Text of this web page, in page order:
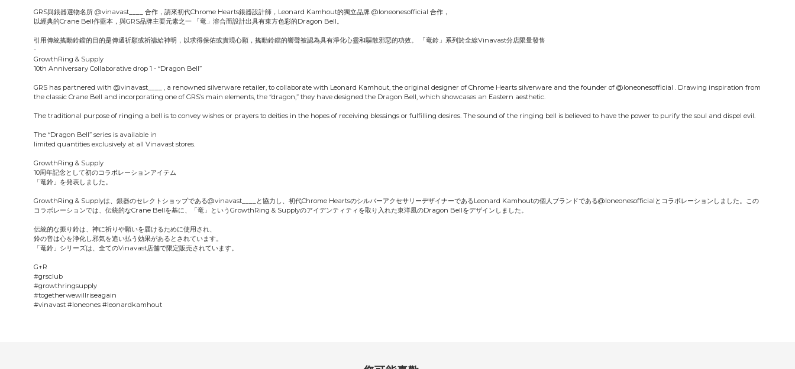
GRS與銀器選物名所 @vinavast____ 合作，請來初代Chrome Hearts銀器設計師，Leonard Kamhout的獨立品牌 @loneonesofficial 合作，
以經典的Crane Bell作藍本，與GRS品牌主要元素之一 「竜」溶合而設計出具有東方色彩的Dragon Bell。
引用傳統搖動鈴鐺的目的是傳遞祈願或祈禱給神明，以求得保佑或實現心願，搖動鈴鐺的響聲被認為具有淨化心靈和驅散邪惡的功效。 「竜鈴」系列於全線Vinavast分店限量發售
-
GrowthRing & Supply
10th Anniversary Collaborative drop 1 - “Dragon Bell”
GRS has partnered with @vinavast____ , a renowned silverware retailer, to collaborate with Leonard Kamhout, the original designer of Chrome Hearts silverware and the founder of @loneonesofficial . Drawing inspiration from
the classic Crane Bell and incorporating one of GRS’s main elements, the “dragon,” they have designed the Dragon Bell, which showcases an Eastern aesthetic.
The traditional purpose of ringing a bell is to convey wishes or prayers to deities in the hopes of receiving blessings or fulfilling desires. The sound of the ringing bell is believed to have the power to purify the soul and dispel evil.
The “Dragon Bell” series is available in
limited quantities exclusively at all Vinavast stores.
GrowthRing & Supply
10周年記念として初のコラボレーションアイテム
「竜鈴」を発表しました。
GrowthRing & Supplyは、銀器のセレクトショップである@vinavast____と協力し、初代Chrome HeartsのシルバーアクセサリーデザイナーであるLeonard Kamhoutの個人ブランドである@loneonesofficialとコラボレーションしました。この
コラボレーションでは、伝統的なCrane Bellを基に、「竜」というGrowthRing & Supplyのアイデンティティを取り入れた東洋風のDragon Bellをデザインしました。
伝統的な振り鈴は、神に祈りや願いを届けるために使用され、
鈴の音は心を浄化し邪気を追い払う効果があるとされています。
「竜鈴」シリーズは、全てのVinavast店舗で限定販売されています。
G↑R
#grsclub
#growthringsupply
#togetherwewillriseagain
#vinavast #loneones #leonardkamhout